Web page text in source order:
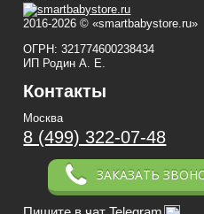
2016-2026 © «smartbabystore.ru»
ОГРН: 321774600238434
ИП Родин А. Е.
Контакты
Москва
8 (499) 322-07-48
ЗАКАЗАТЬ